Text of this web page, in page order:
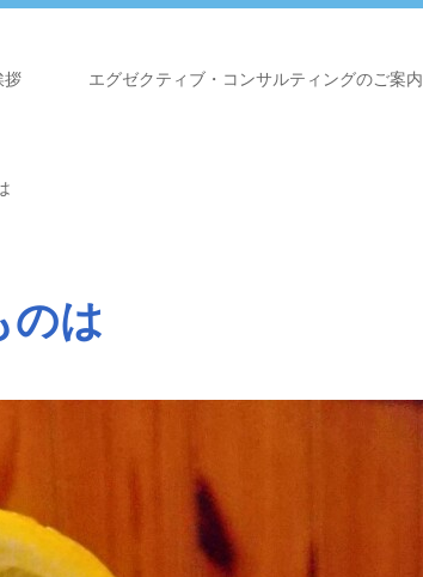
拶 エグゼクティブ・コンサルティングのご案内
のは